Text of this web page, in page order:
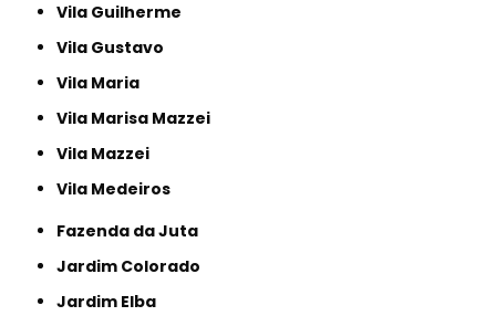
Vila Guilherme
Vila Gustavo
Vila Maria
Vila Marisa Mazzei
Vila Mazzei
Vila Medeiros
Fazenda da Juta
Jardim Colorado
Jardim Elba